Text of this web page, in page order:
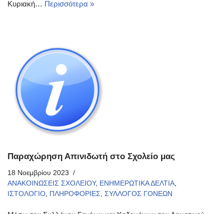
Κυριακή… Περισσότερα »
Παραχώρηση Απινιδωτή στο Σχολείο μας
18 Νοεμβρίου 2023
ΑΝΑΚΟΙΝΩΣΕΙΣ ΣΧΟΛΕΙΟΥ, ΕΝΗΜΕΡΩΤΙΚΑ ΔΕΛΤΙΑ
ΙΣΤΟΛΟΓΙΟ ΠΛΗΡΟΦΟΡΙΕΣ ΣΥΛΛΟΓΟΣ ΓΟΝΕΩΝ